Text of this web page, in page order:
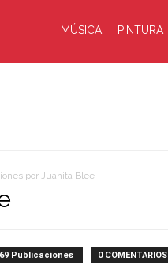
MÚSICA PINTURA
por Juanita Blee
Publicaciones 0 COMENTARIOS